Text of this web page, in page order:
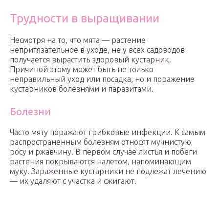
Трудности в выращивании
Несмотря на то, что мята — растение
непритязательное в уходе, не у всех садоводов
получается вырастить здоровый кустарник.
Причиной этому может быть не только
неправильный уход или посадка, но и поражение
кустарников болезнями и паразитами.
Болезни
Часто мяту поражают грибковые инфекции. К самым
распространенным болезням относят мучнистую
росу и ржавчину. В первом случае листья и побеги
растения покрываются налетом, напоминающим
муку. Зараженные кустарники не подлежат лечению
— их удаляют с участка и сжигают.